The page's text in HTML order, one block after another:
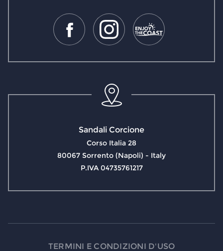
Sandali Corcione
Corso Italia 28
80067 Sorrento (Napoli) - Italy
P.IVA 04735761217
TERMINI E CONDIZIONI D'USO